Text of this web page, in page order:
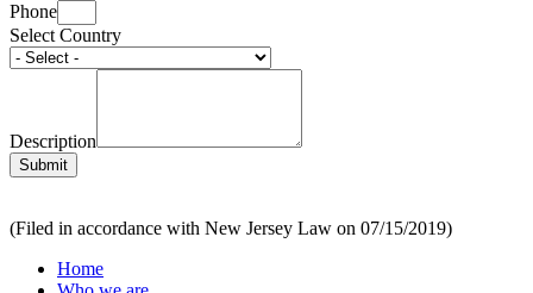
Phone
Select Country
Description
Submit
(Filed in accordance with New Jersey Law on 07/15/2019)
Home